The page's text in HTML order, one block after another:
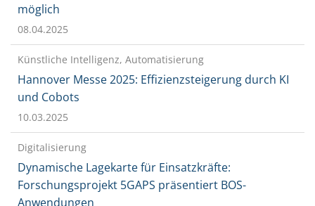
möglich
08.04.2025
Künstliche Intelligenz, Automatisierung
Hannover Messe 2025: Effizienzsteigerung durch KI
und Cobots
10.03.2025
Digitalisierung
Dynamische Lagekarte für Einsatzkräfte:
Forschungsprojekt 5GAPS präsentiert BOS-
Anwendungen